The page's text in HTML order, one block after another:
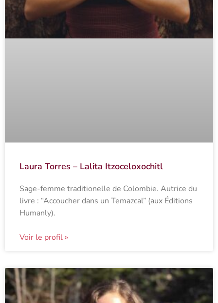
Laura Torres – Lalita Itzoceloxochitl
Sage-femme traditionelle de Colombie. Autrice du
livre : “Accoucher dans un Temazcal” (aux Éditions
Humanly).
Voir le profil »